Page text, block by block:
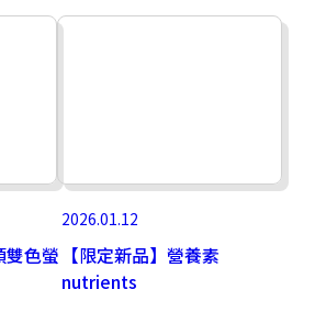
色螢
2026.01.12
【限定新品】營養素
nutrients